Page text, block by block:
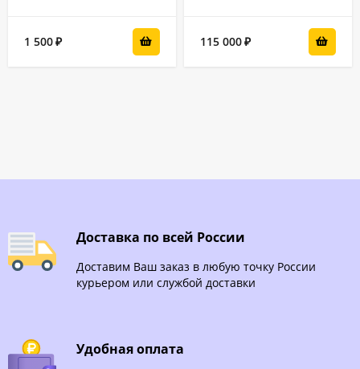
1 500₽ 115 000₽
Доставка по всей России
Доставим Ваш заказ в любую точку России
курьером или службой доставки
Удобная оплата